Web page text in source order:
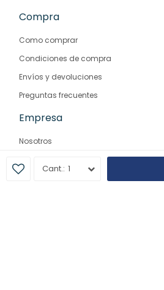
1
Compra
Como comprar
Condiciones de compra
Envíos y devoluciones
Preguntas frecuentes
Empresa
Nosotros